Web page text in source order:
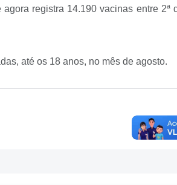
registra 14.190 vacinas entre 2ª
até os 18 anos, no mês de agosto.